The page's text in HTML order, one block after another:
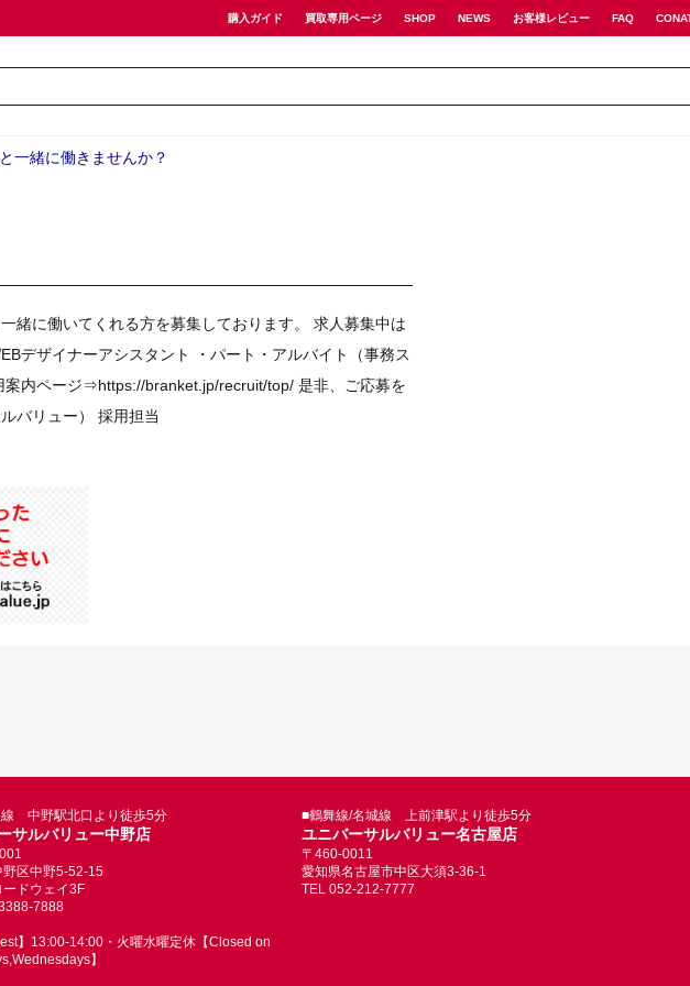
購入ガイド 買取専用ページ SHOP NEWS お客様レビュー FAQ
一緒に働きませんか？
緒に働いてくれる方を募集しております。 求人募集中は
デザイナーアシスタント ・パート・アルバイト（事務ス
案内ページ⇒https://branket.jp/recruit/top/ 是非、ご応募を
バリュー） 採用担当
中野駅北口より徒歩5分
サルバリュー中野店
野区中野5-52-15
ドウェイ3F
7888
】13:00-14:00・火曜水曜定休【Closed on
】
■鶴舞線/名城線 上前津駅より徒歩5分
ユニバーサルバリュー名古屋店
〒460-0011
愛知県名古屋市中区大須3-36-1
TEL 052-212-7777